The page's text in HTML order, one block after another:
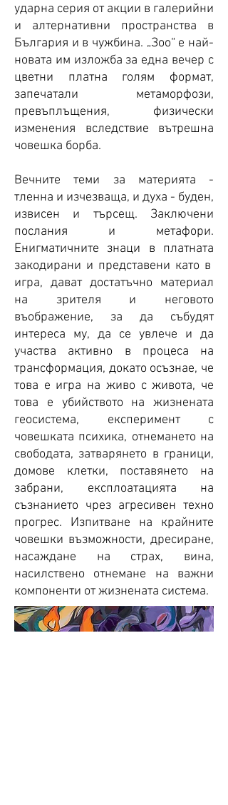
ударна серия от акции в галерийни
и алтернативни пространства в
България и в чужбина. „Зоо“ е най-
новата им изложба за една вечер с
цветни платна голям формат,
запечатали метаморфози,
превъплъщения, физически
изменения вследствие вътрешна
човешка борба.
Вечните теми за материята -
тленна и изчезваща, и духа - буден,
извисен и търсещ. Заключени
послания и метафори.
Енигматичните знаци в платната
закодирани и представени като в
игра, дават достатъчно материал
на зрителя и неговото
въображение, за да събудят
интереса му, да се увлече и да
участва активно в процеса на
трансформация, докато осъзнае, че
това е игра на живо с живота, че
това е убийството на жизнената
геосистема, експеримент с
човешката психика, отнемането на
свободата, затварянето в граници,
домове клетки, поставянето на
забрани, експлоатацията на
съзнанието чрез агресивен техно
прогрес. Изпитване на крайните
човешки възможности, дресиране,
насаждане на страх, вина,
насилствено отнемане на важни
компоненти от жизнената система.